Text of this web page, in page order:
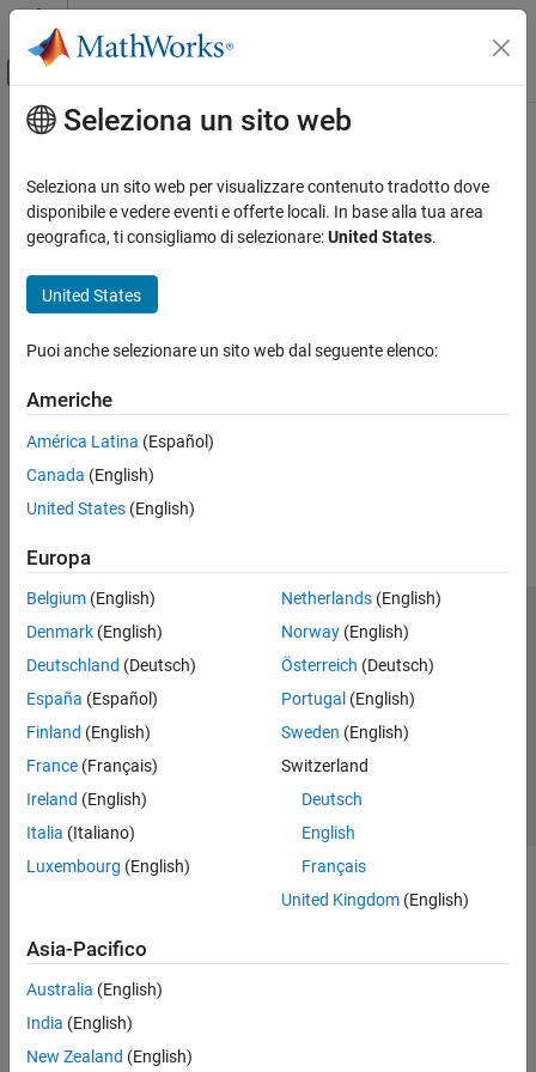
Vai al contenuto
Attiva/disattiva menu di navigazione
Pagina iniziale della documentazione
Contenuto principale
Seleziona un sito web
Seleziona un sito web per visualizzare contenuto tradotto dove
disponibile e vedere eventi e offerte locali. In base alla tua area
geografica, ti consigliamo di selezionare:United States.
United States
Puoi anche selezionare un sito web dal seguente elenco:
Americhe
América Latina (Español)
Canada (English)
United States (English)
Europa
Belgium (English)
Denmark (English)
Deutschland (Deutsch)
España (Español)
Finland (English)
France (Français)
Ireland (English)
Italia (Italiano)
Luxembourg (English)
Netherlands(English)
Norway(English)
Österreich (Deutsch)
Portugal (English)
Sweden (English)
Switzerland
Deutsch
English
Français
United Kingdom(English)
Asia-Pacifico
Australia (English)
India (English)
New Zealand (English)
Centro di fiducia
Informativa sulla privacy
Antipirateria
Stato dell'applicazione
Contatti
© 1994-2026 The MathWorks, Inc.